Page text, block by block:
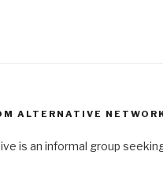
ALTERNATIVE
is an informal group